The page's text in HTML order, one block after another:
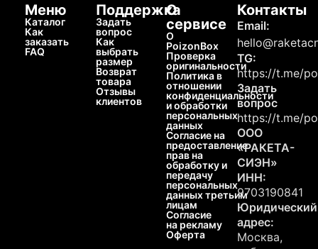
Меню
Каталог
Как
заказать
FAQ
Поддержка
Задать
вопрос
Как
выбрать
размер
Возврат
товара
Отзывы
клиентов
О
сервисе
О
PoizonBox
Проверка
оригинальности
Политика в
отношении
конфиденциальности
и обработки
персональных
данных
Согласие на
предоставление
прав на
обработку и
передачу
персональных
данных третьим
лицам
Согласие
на рекламу
Оферта
Контакты
Email:
TG:
https://t.me/
Задать
вопрос
https://t.me/
ООО
«РАКЕТА-
СИЭН»
ИНН:
9703190841
Юридический
адрес:
Москва,